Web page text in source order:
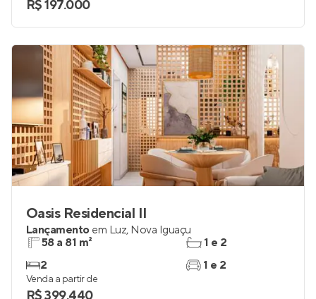
R$ 197.000
Oasis Residencial II
Lançamento em Luz, Nova Iguaçu
58 a 81 m²
2
1 e 2
1 e 2
Venda a partir de